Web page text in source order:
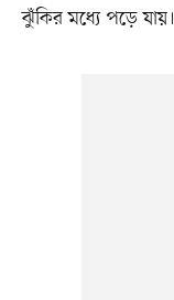
ঝুঁকির মধ্যে পড়ে যায়।